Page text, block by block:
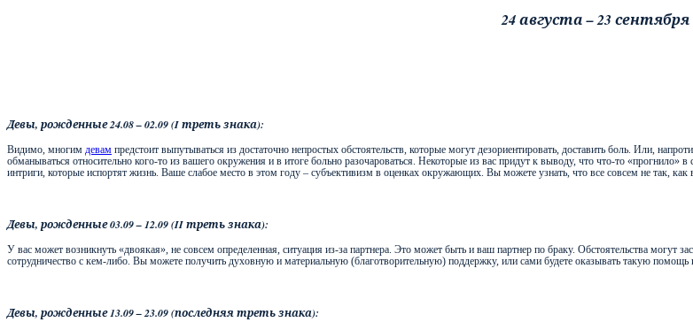
24 августа – 23 сентября
Девы, рожденные 24.08 – 02.09 (Iтреть знака):
Видимо, многим девам предстоит выпутываться из достаточно непростых обстоятельств, которые могут дезориентировать, доставить боль. Или,
обманываться относительно кого-то из вашего окружения и в итоге больно разочароваться. Некоторые из вас придут к выводу, что что-то
интриги, которые испортят жизнь. Ваше слабое место в этом году – субъективизм в оценках окружающих. Вы можете узнать, что все совсем не так, как
Девы, рожденные 03.09 – 12.09 (IIтреть знака):
У вас может возникнуть «двоякая», не совсем определенная, ситуация из-за партнера. Это может быть и ваш партнер по браку. Обстоятельства могут
сотрудничество с кем-либо. Вы можете получить духовную и материальную (благотворительную) поддержку, или сами будете оказывать такую помощь
Девы, рожденные 13.09 – 23.09 (последняя треть знака):